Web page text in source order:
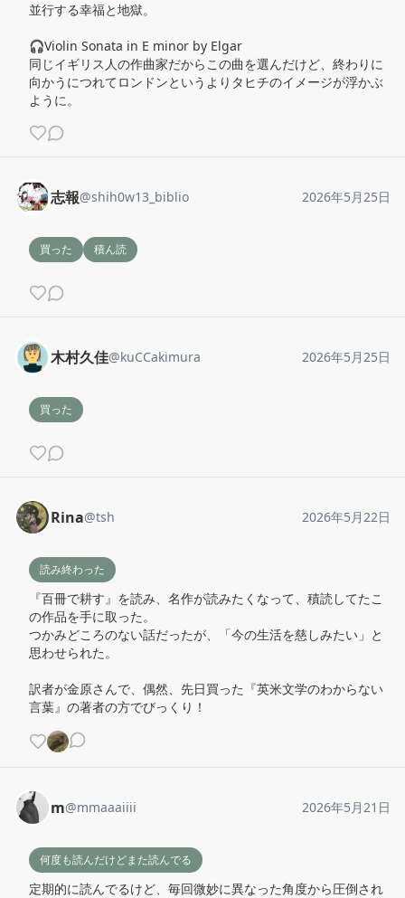
並行する幸福と地獄。
🎧Violin Sonata in E minor by Elgar
同じイギリス人の作曲家だからこの曲を選んだけど、終わりに
向かうにつれてロンドンというよりタヒチのイメージが浮かぶ
ように。
志報@shih0w13_biblio 2026年5月25日
買った 積ん読
木村久佳@kuCCakimura 2026年5月25日
買った
Rina@tsh 2026年5月22日
読み終わった
『百冊で耕す』を読み、名作が読みたくなって、積読してたこ
の作品を手に取った。
つかみどころのない話だったが、「今の生活を慈しみたい」と
思わせられた。
訳者が金原さんで、偶然、先日買った『英米文学のわからない
言葉』の著者の方でびっくり！
m@mmaaaiiii 2026年5月21日
何度も読んだけどまた読んでる
定期的に読んでるけど、毎回微妙に異なった角度から圧倒され